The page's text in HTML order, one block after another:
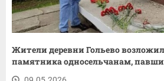
Жители деревни Гольево
памятника односельчанам,